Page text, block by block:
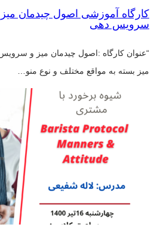
کارگاه آموزشی اصول چیدمان
سرویس دهی
“عنوان کارگاه :اصول چیدمان میز و
میز بسته به مواقع مختلف و نوع منو…